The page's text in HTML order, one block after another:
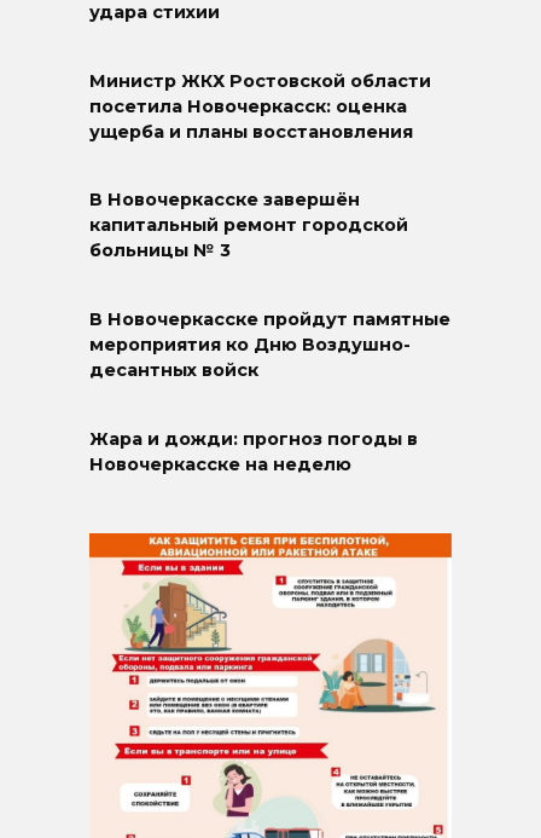
удара стихии
Министр ЖКХ Ростовской области
посетила Новочеркасск: оценка
ущерба и планы восстановления
В Новочеркасске завершён
капитальный ремонт городской
больницы № 3
В Новочеркасске пройдут памятные
мероприятия ко Дню Воздушно-
десантных войск
Жара и дожди: прогноз погоды в
Новочеркасске на неделю